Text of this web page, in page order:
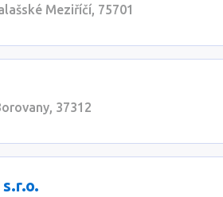
Meziříčí, 75701
37312